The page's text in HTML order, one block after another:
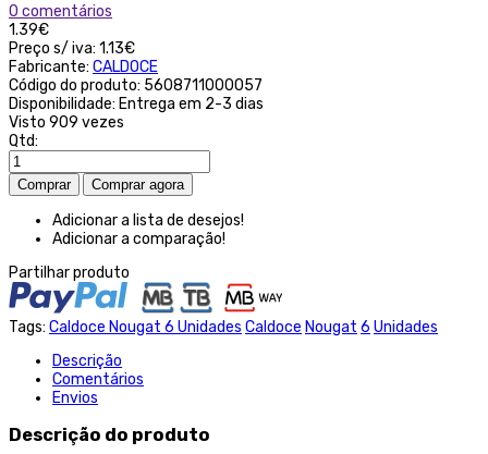
0 comentários
1.39€
Preço s/ iva: 1.13€
Fabricante: CALDOCE
Código do produto: 5608711000057
Disponibilidade: Entrega em 2-3 dias
Visto 909 vezes
Qtd:
Adicionar a lista de desejos!
Adicionar a comparação!
Partilhar produto
Tags: Caldoce Nougat 6 Unidades Caldoce Nougat 6 Unidades
Descrição
Comentários
Envios
Descrição do produto